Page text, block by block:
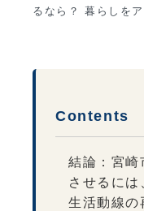
るなら？ 暮らしを
Contents
結論：宮崎
させるに
生活動線の